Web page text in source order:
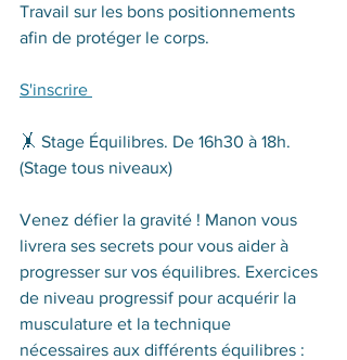
Travail sur les bons positionnements
afin de protéger le corps.
S'inscrire
🤸‍ Stage Équilibres. De 16h30 à 18h.
(Stage tous niveaux)
Venez défier la gravité ! Manon vous
livrera ses secrets pour vous aider à
progresser sur vos équilibres. Exercices
de niveau progressif pour acquérir la
musculature et la technique
nécessaires aux différents équilibres :